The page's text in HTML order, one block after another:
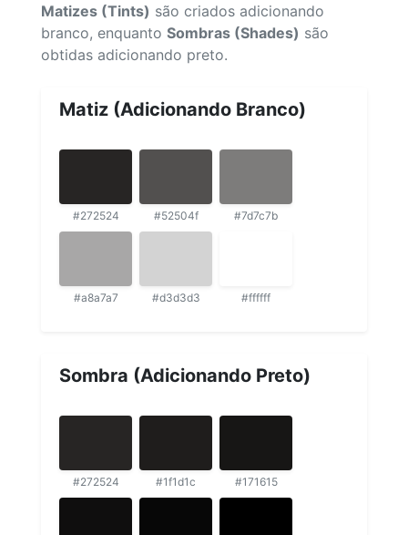
Matizes (Tints) são criados adicionando
branco, enquanto Sombras (Shades) são
obtidas adicionando preto.
Matiz (Adicionando Branco)
#272524 #52504f #7d7c7b
#a8a7a7 #d3d3d3 #ffffff
Sombra (Adicionando Preto)
#272524 #1f1d1c #171615